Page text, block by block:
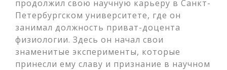
продолжил свою научную карьеру в Санкт-
Петербургском университете, где он
занимал должность приват-доцента
физиологии. Здесь он начал свои
знаменитые эксперименты, которые
принесли ему славу и признание в научном